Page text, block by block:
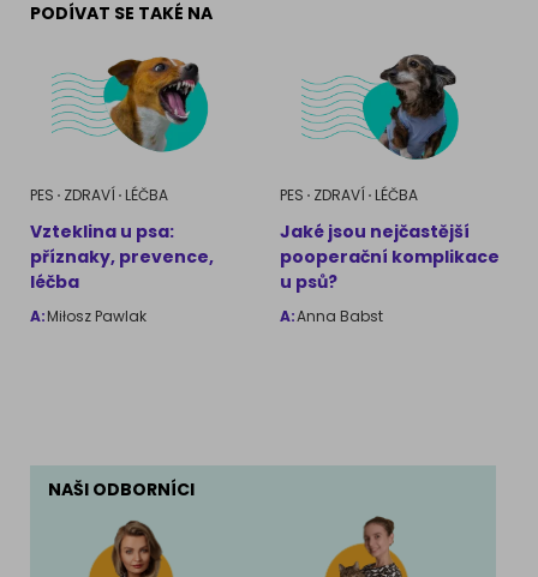
PODÍVAT SE TAKÉ NA
PES ZDRAVÍ LÉČBA
Vzteklina u psa:
příznaky, prevence,
léčba
A:Miłosz Pawlak
PES ZDRAVÍ LÉČBA
Jaké jsou nejčastější
pooperační komplikace
u psů?
A:Anna Babst
NAŠI ODBORNÍCI